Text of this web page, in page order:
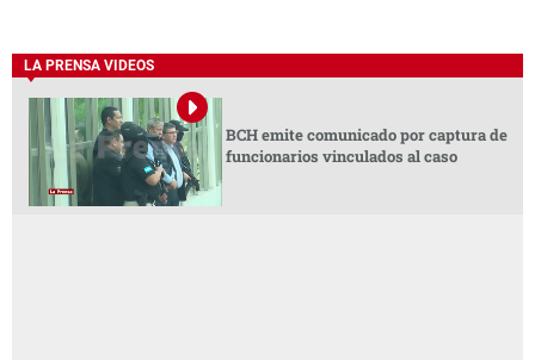
LA PRENSA VIDEOS
BCH emite comunicado por captura de
funcionarios vinculados al caso